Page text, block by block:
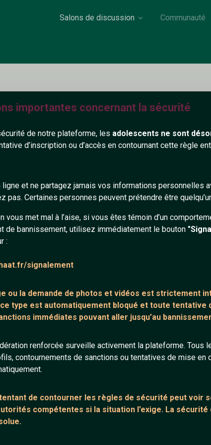
importantes concernant la sécurité
de notre plateforme, les adolescents ne sont
d’inscription ou d’accès en contournant cette règle
et ne partagez jamais vos informations personnelles
pas. Certaines personnes peuvent prétendre être
vous met mal à l’aise, si vous êtes témoin d’un
de bannissement, utilisez immédiatement le bouton
:
signalement
ou la demande de photos et vidéos est strictement
type est automatiquement bloqué et toute tentative
immédiates pouvant aller jusqu’au
renforcée surveille activement la plateforme. Tous
contournements de sanctions ou tentatives de mise en
de contourner les règles de sécurité peut voir
compétentes si la situation l’exige. La
Salons de discussion Communauté
Infirmier92
Paris 75
Infirmier, Dj, Développeur app mobile et motard 🔥
439+
de commentaire.
Support IRC
Chat en